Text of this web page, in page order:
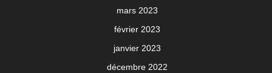
mars 2023
février 2023
janvier 2023
décembre 2022